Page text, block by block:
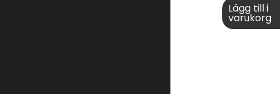
Lägg till i
varukorg